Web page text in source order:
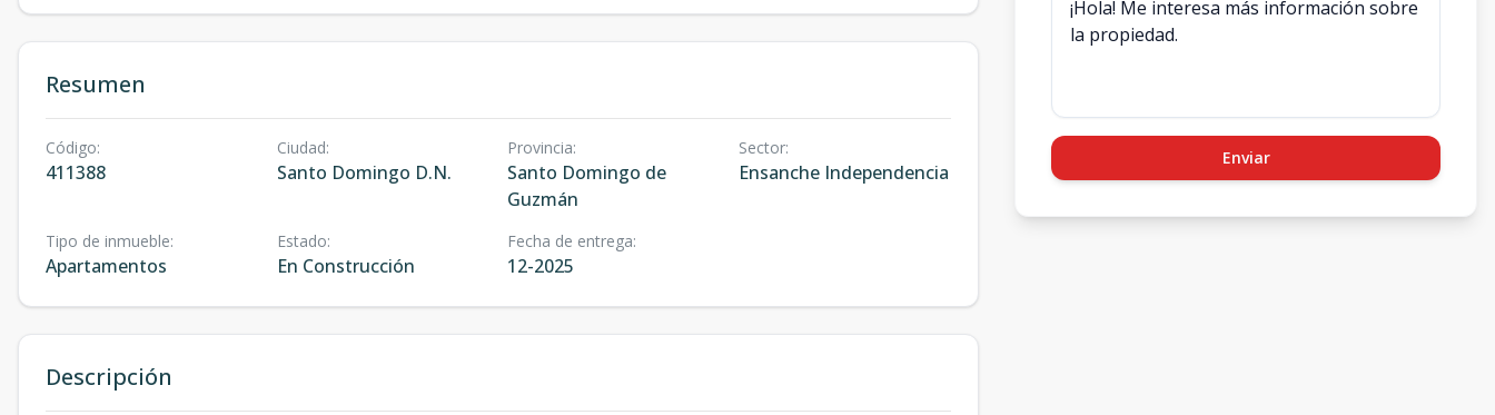
Resumen
Código:
411388
Ciudad:
Santo Domingo D.N.
Provincia:
Santo Domingo de
Guzmán
Sector:
Ensanche Independencia
Tipo de inmueble:
Apartamentos
Estado:
En Construcción
Fecha de entrega:
12-2025
Descripción
Enviar